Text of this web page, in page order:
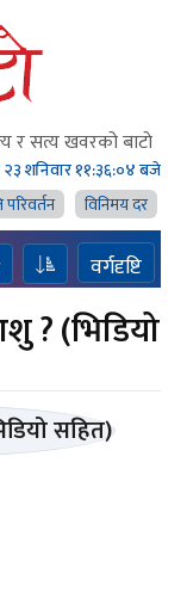
र सत्य खवरको बाटाे
शनिवार११:३६:०५ बजे
परिवर्तन विनिमय दर
वर्गदृष्टि
? (भिडियो